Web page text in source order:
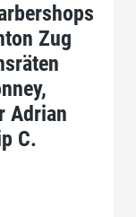
Zug
Adrian
C.